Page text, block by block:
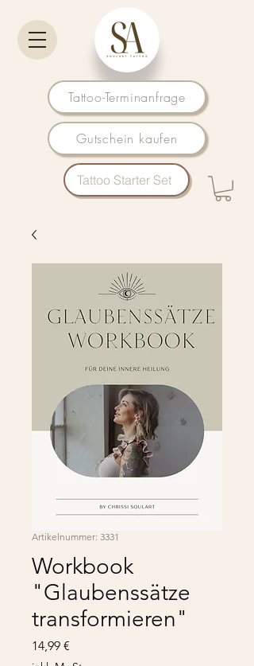
Tattoo-Terminanfrage
Gutschein kaufen
Tattoo Starter Set
Artikelnummer: 3331
Workbook
"Glaubenssätze
transformieren"
14,99 €